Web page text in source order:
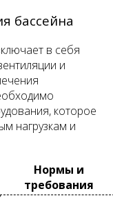
бассейна
в себя
и
которое
нагрузкам и
Нормы и
требования